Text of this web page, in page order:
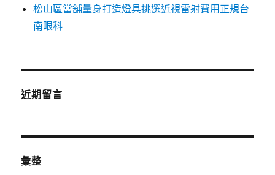
松山區當舖量身打造燈具挑選近視雷射費用正規台
南眼科
近期留言
彙整